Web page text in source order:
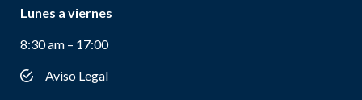
Lunes a viernes
8:30 am – 17:00
Aviso Legal